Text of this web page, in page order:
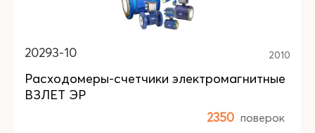
20293-10 2010
Расходомеры-счетчики электромагнитные
ВЗЛЕТ ЭР
2350 поверок